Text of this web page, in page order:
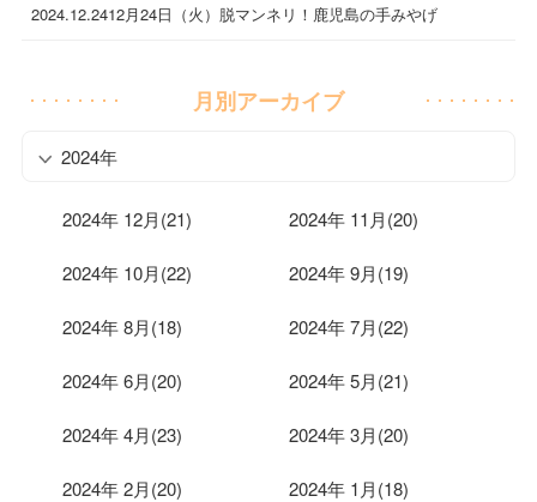
2024.12.2412月24日（火）脱マンネリ！鹿児島の手みやげ
月別アーカイブ
2024年
2024年 12月(21) 2024年 11月(20)
2024年 10月(22) 2024年 9月(19)
2024年 8月(18) 2024年 7月(22)
2024年 6月(20) 2024年 5月(21)
2024年 4月(23) 2024年 3月(20)
2024年 2月(20) 2024年 1月(18)